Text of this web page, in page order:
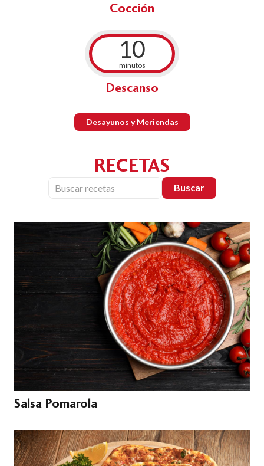
Cocción
10
minutos
Descanso
Desayunos y Meriendas
RECETAS
Buscar
Salsa Pomarola